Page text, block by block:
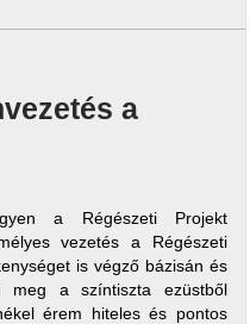
a
a Régészeti Projekt
vezetés a Régészeti
is végző bázisán és
meg a színtiszta ezüstből
érem hiteles és pontos